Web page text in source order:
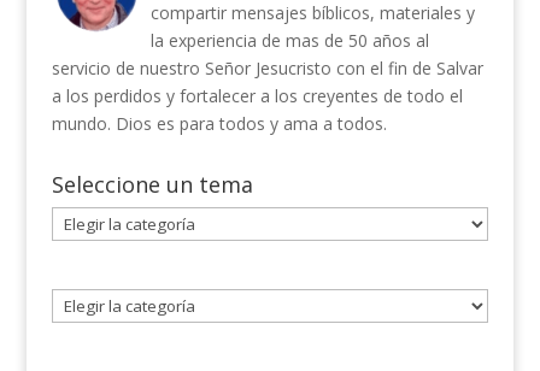
compartir mensajes bíblicos, materiales y
la experiencia de mas de 50 años al
servicio de nuestro Señor Jesucristo con el fin de Salvar
a los perdidos y fortalecer a los creyentes de todo el
mundo. Dios es para todos y ama a todos.
Seleccione un tema
Seleccione
un